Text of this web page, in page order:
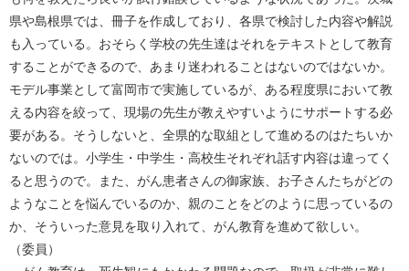
県や島根県では、冊子を作成しており、各県で検討した内容や解説
も入っている。おそらく学校の先生達はそれをテキストとして教育
することができるので、あまり迷われることはないのではないか。
モデル事業として富岡市で実施しているが、ある程度県において教
える内容を絞って、現場の先生が教えやすいようにサポートする必
要がある。そうしないと、全県的な取組として進めるのはたちいか
ないのでは。小学生・中学生・高校生それぞれ話す内容は違ってく
ると思うので。また、がん患者さんの御家族、お子さんたちがどの
ようなことを悩んでいるのか、親のことをどのように思っているの
か、そういった意見を取り入れて、がん教育を進めて欲しい。
（委員）